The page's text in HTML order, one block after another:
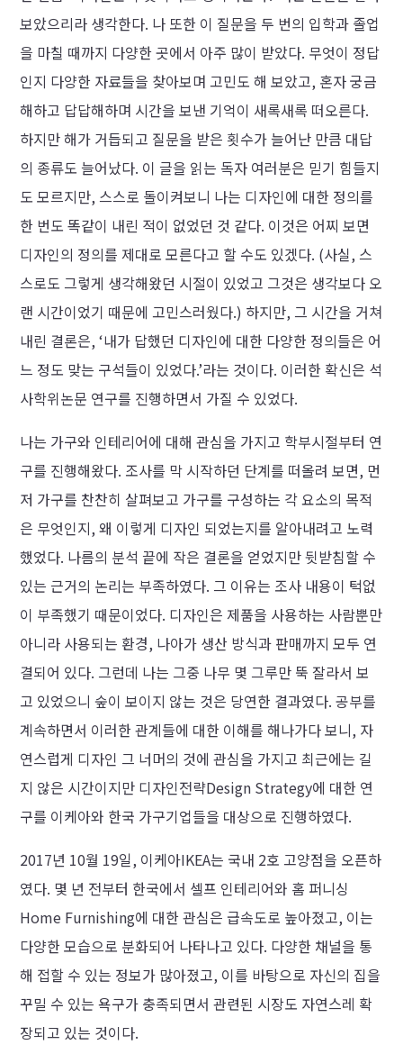
보았으리라 생각한다. 나 또한 이 질문을 두 번의 입학과 졸업
을 마칠 때까지 다양한 곳에서 아주 많이 받았다. 무엇이 정답
인지 다양한 자료들을 찾아보며 고민도 해 보았고, 혼자 궁금
해하고 답답해하며 시간을 보낸 기억이 새록새록 떠오른다.
하지만 해가 거듭되고 질문을 받은 횟수가 늘어난 만큼 대답
의 종류도 늘어났다. 이 글을 읽는 독자 여러분은 믿기 힘들지
도 모르지만, 스스로 돌이켜보니 나는 디자인에 대한 정의를
한 번도 똑같이 내린 적이 없었던 것 같다. 이것은 어찌 보면
디자인의 정의를 제대로 모른다고 할 수도 있겠다. (사실, 스
스로도 그렇게 생각해왔던 시절이 있었고 그것은 생각보다 오
랜 시간이었기 때문에 고민스러웠다.) 하지만, 그 시간을 거쳐
내린 결론은, ‘내가 답했던 디자인에 대한 다양한 정의들은 어
느 정도 맞는 구석들이 있었다.’라는 것이다. 이러한 확신은 석
사학위논문 연구를 진행하면서 가질 수 있었다.
나는 가구와 인테리어에 대해 관심을 가지고 학부시절부터 연
구를 진행해왔다. 조사를 막 시작하던 단계를 떠올려 보면, 먼
저 가구를 찬찬히 살펴보고 가구를 구성하는 각 요소의 목적
은 무엇인지, 왜 이렇게 디자인 되었는지를 알아내려고 노력
했었다. 나름의 분석 끝에 작은 결론을 얻었지만 뒷받침할 수
있는 근거의 논리는 부족하였다. 그 이유는 조사 내용이 턱없
이 부족했기 때문이었다. 디자인은 제품을 사용하는 사람뿐만
아니라 사용되는 환경, 나아가 생산 방식과 판매까지 모두 연
결되어 있다. 그런데 나는 그중 나무 몇 그루만 뚝 잘라서 보
고 있었으니 숲이 보이지 않는 것은 당연한 결과였다. 공부를
계속하면서 이러한 관계들에 대한 이해를 해나가다 보니, 자
연스럽게 디자인 그 너머의 것에 관심을 가지고 최근에는 길
지 않은 시간이지만 디자인전략Design Strategy에 대한 연
구를 이케아와 한국 가구기업들을 대상으로 진행하였다.
2017년 10월 19일, 이케아IKEA는 국내 2호 고양점을 오픈하
였다. 몇 년 전부터 한국에서 셀프 인테리어와 홈 퍼니싱
Home Furnishing에 대한 관심은 급속도로 높아졌고, 이는
다양한 모습으로 분화되어 나타나고 있다. 다양한 채널을 통
해 접할 수 있는 정보가 많아졌고, 이를 바탕으로 자신의 집을
꾸밀 수 있는 욕구가 충족되면서 관련된 시장도 자연스레 확
장되고 있는 것이다.